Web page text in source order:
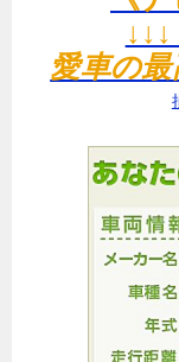
愛車の